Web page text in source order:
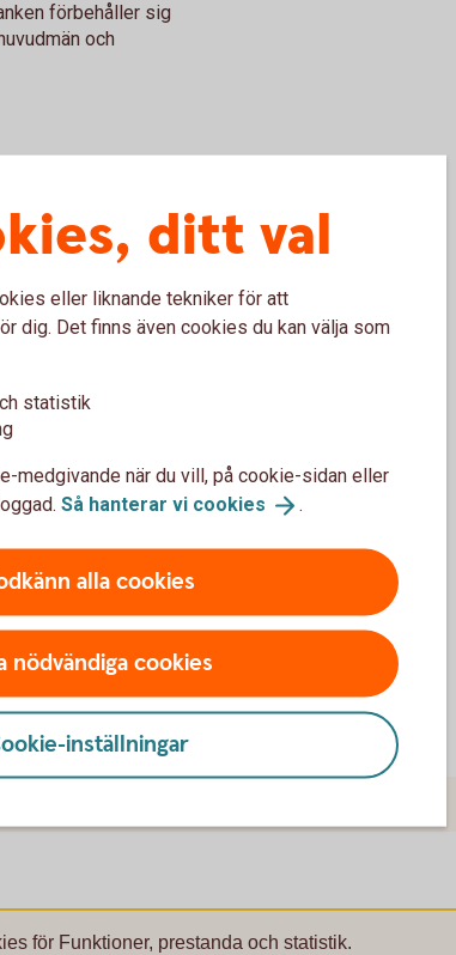
förbehåller sig
och
den och fortsätta
få förståelse för er
privatkund i banken.
ser när vi hör av
överlåtelseavtal.
kommer vi också
för Funktioner, prestanda och statistik.
ditt val
eller liknande tekniker för att
dig. Det finns även cookies du kan välja som
statistik
medgivande när du vill, på cookie-sidan eller
Så hanterar vi cookies .
alla cookies
nödvändiga cookies
inställningar